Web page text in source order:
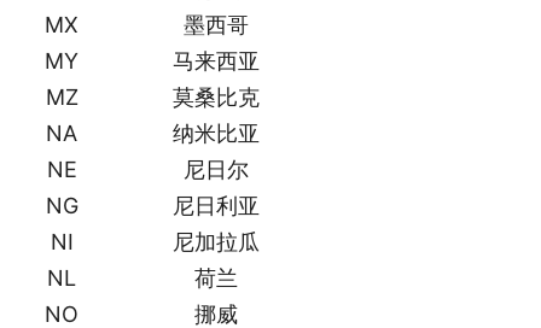
MX
墨西哥
MY
马来西亚
MZ
莫桑比克
NA
纳米比亚
NE
尼日尔
NG
尼日利亚
NI
尼加拉瓜
NL
荷兰
NO
挪威